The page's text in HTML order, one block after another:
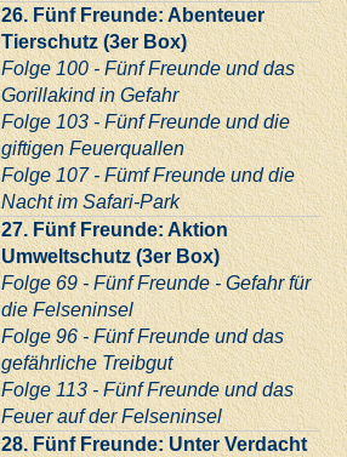
26. Fünf Freunde: Abenteuer
Tierschutz (3er Box)
Folge 100 - Fünf Freunde und das
Gorillakind in Gefahr
Folge 103 - Fünf Freunde und die
giftigen Feuerquallen
Folge 107 - Fümf Freunde und die
Nacht im Safari-Park
27. Fünf Freunde: Aktion
Umweltschutz (3er Box)
Folge 69 - Fünf Freunde - Gefahr für
die Felseninsel
Folge 96 - Fünf Freunde und das
gefährliche Treibgut
Folge 113 - Fünf Freunde und das
Feuer auf der Felseninsel
28. Fünf Freunde: Unter Verdacht